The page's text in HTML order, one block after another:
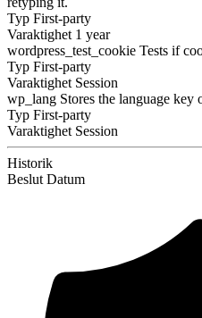
Typ First-party
Varaktighet 1 year
wordpress_test_cookie Tests if
Typ First-party
Varaktighet Session
wp_lang Stores the language key
Typ First-party
Varaktighet Session
Historik
Beslut Datum